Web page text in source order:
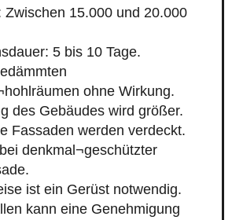
Zwischen 15.000 und 20.000
5 bis 10 Tage.
ohne Wirkung.
des Gebäudes wird größer.
Fassaden werden verdeckt.
denkmal¬geschützter
ist ein Gerüst notwendig.
kann eine Genehmigung